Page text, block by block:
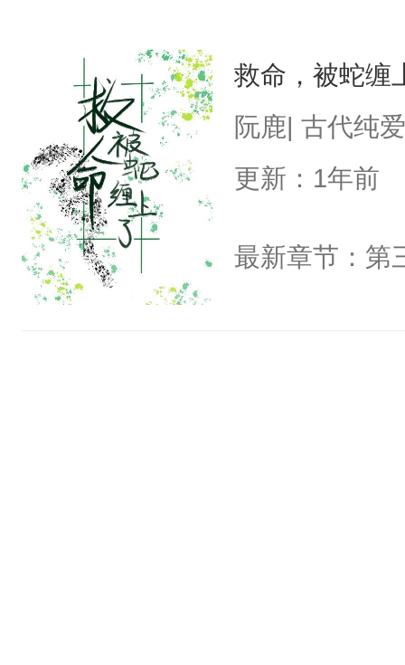
救命，被蛇缠
阮鹿| 古代纯
更新：1年前
最新章节：第